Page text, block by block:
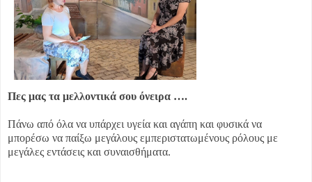
Πες μας τα μελλοντικά σου όνειρα ….
Πάνω από όλα να υπάρχει υγεία και αγάπη και φυσικά να
μπορέσω να παίξω μεγάλους εμπεριστατωμένους ρόλους με
μεγάλες εντάσεις και συναισθήματα.